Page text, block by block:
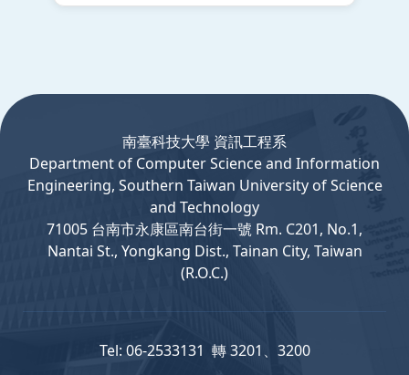
南臺科技大學 資訊工程系
Departmentof ComputerScience and Information
Engineering, Southern Taiwan University of Science
and Technology
71005 台南市永康區南台街一號 Rm. C201, No.1,
Nantai St., Yongkang Dist., Tainan City, Taiwan
(R.O.C.)
Tel: 06-2533131 轉 3201、3200